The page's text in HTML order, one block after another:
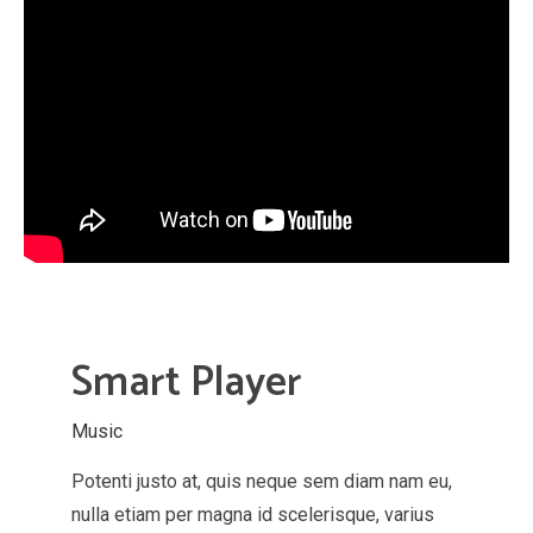
Smart Player
Music
Potenti justo at, quis neque sem diam nam eu,
nulla etiam per magna id scelerisque, varius